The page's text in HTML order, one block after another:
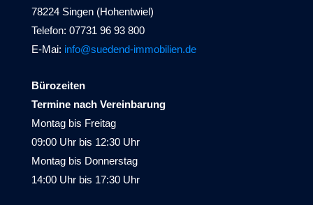
78224 Singen (Hohentwiel)
Telefon: 07731 96 93 800
E-Mai: info@suedend-immobilien.de
Bürozeiten
Termine nach Vereinbarung
Montag bis Freitag
09:00 Uhr bis 12:30 Uhr
Montag bis Donnerstag
14:00 Uhr bis 17:30 Uhr